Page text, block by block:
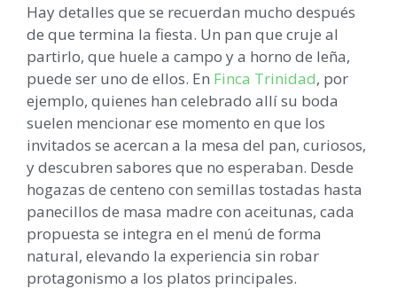
Hay detalles que se recuerdan mucho después
de que termina la fiesta. Un pan que cruje al
partirlo, que huele a campo y a horno de leña,
puede ser uno de ellos. En Finca Trinidad, por
ejemplo, quienes han celebrado allí su boda
suelen mencionar ese momento en que los
invitados se acercan a la mesa del pan, curiosos,
y descubren sabores que no esperaban. Desde
hogazas de centeno con semillas tostadas hasta
panecillos de masa madre con aceitunas, cada
propuesta se integra en el menú de forma
natural, elevando la experiencia sin robar
protagonismo a los platos principales.